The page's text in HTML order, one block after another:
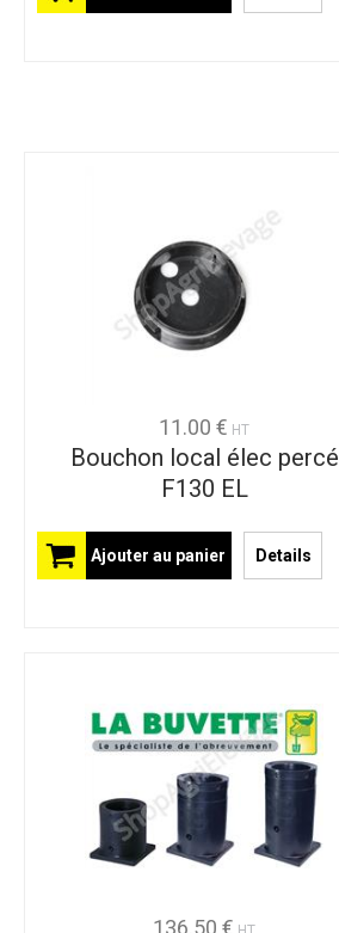
11.00 € HT
Bouchon local élec percé
F130 EL
Ajouter au panier Details
136.50 €